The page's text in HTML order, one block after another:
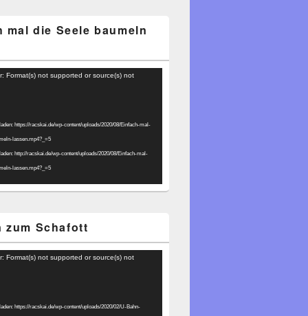
mal die Seele baumeln
Format(s) not supported or source(s) not
https://racskai.de/wp-content/uploads/2020/08/Einfach-mal-
lassen.mp4?_=5
http://racskai.de/wp-content/uploads/2020/08/Einfach-mal-
lassen.mp4?_=5
zum Schafott
Format(s) not supported or source(s) not
https://racskai.de/wp-content/uploads/2020/02/U-Bahn-